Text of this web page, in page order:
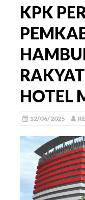
KPK
HOTEL
12/06/2025